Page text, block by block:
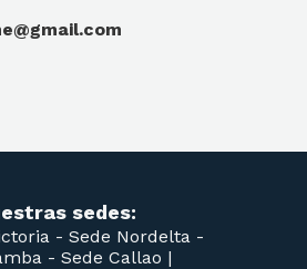
sedes:
- Sede Nordelta -
- Sede Callao |